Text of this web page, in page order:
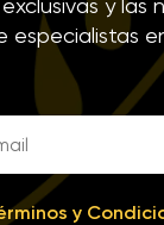
y las
especialistas
y